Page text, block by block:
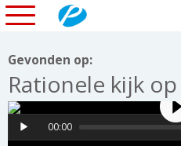
Gevonden op:
Rationele kijk
00:00